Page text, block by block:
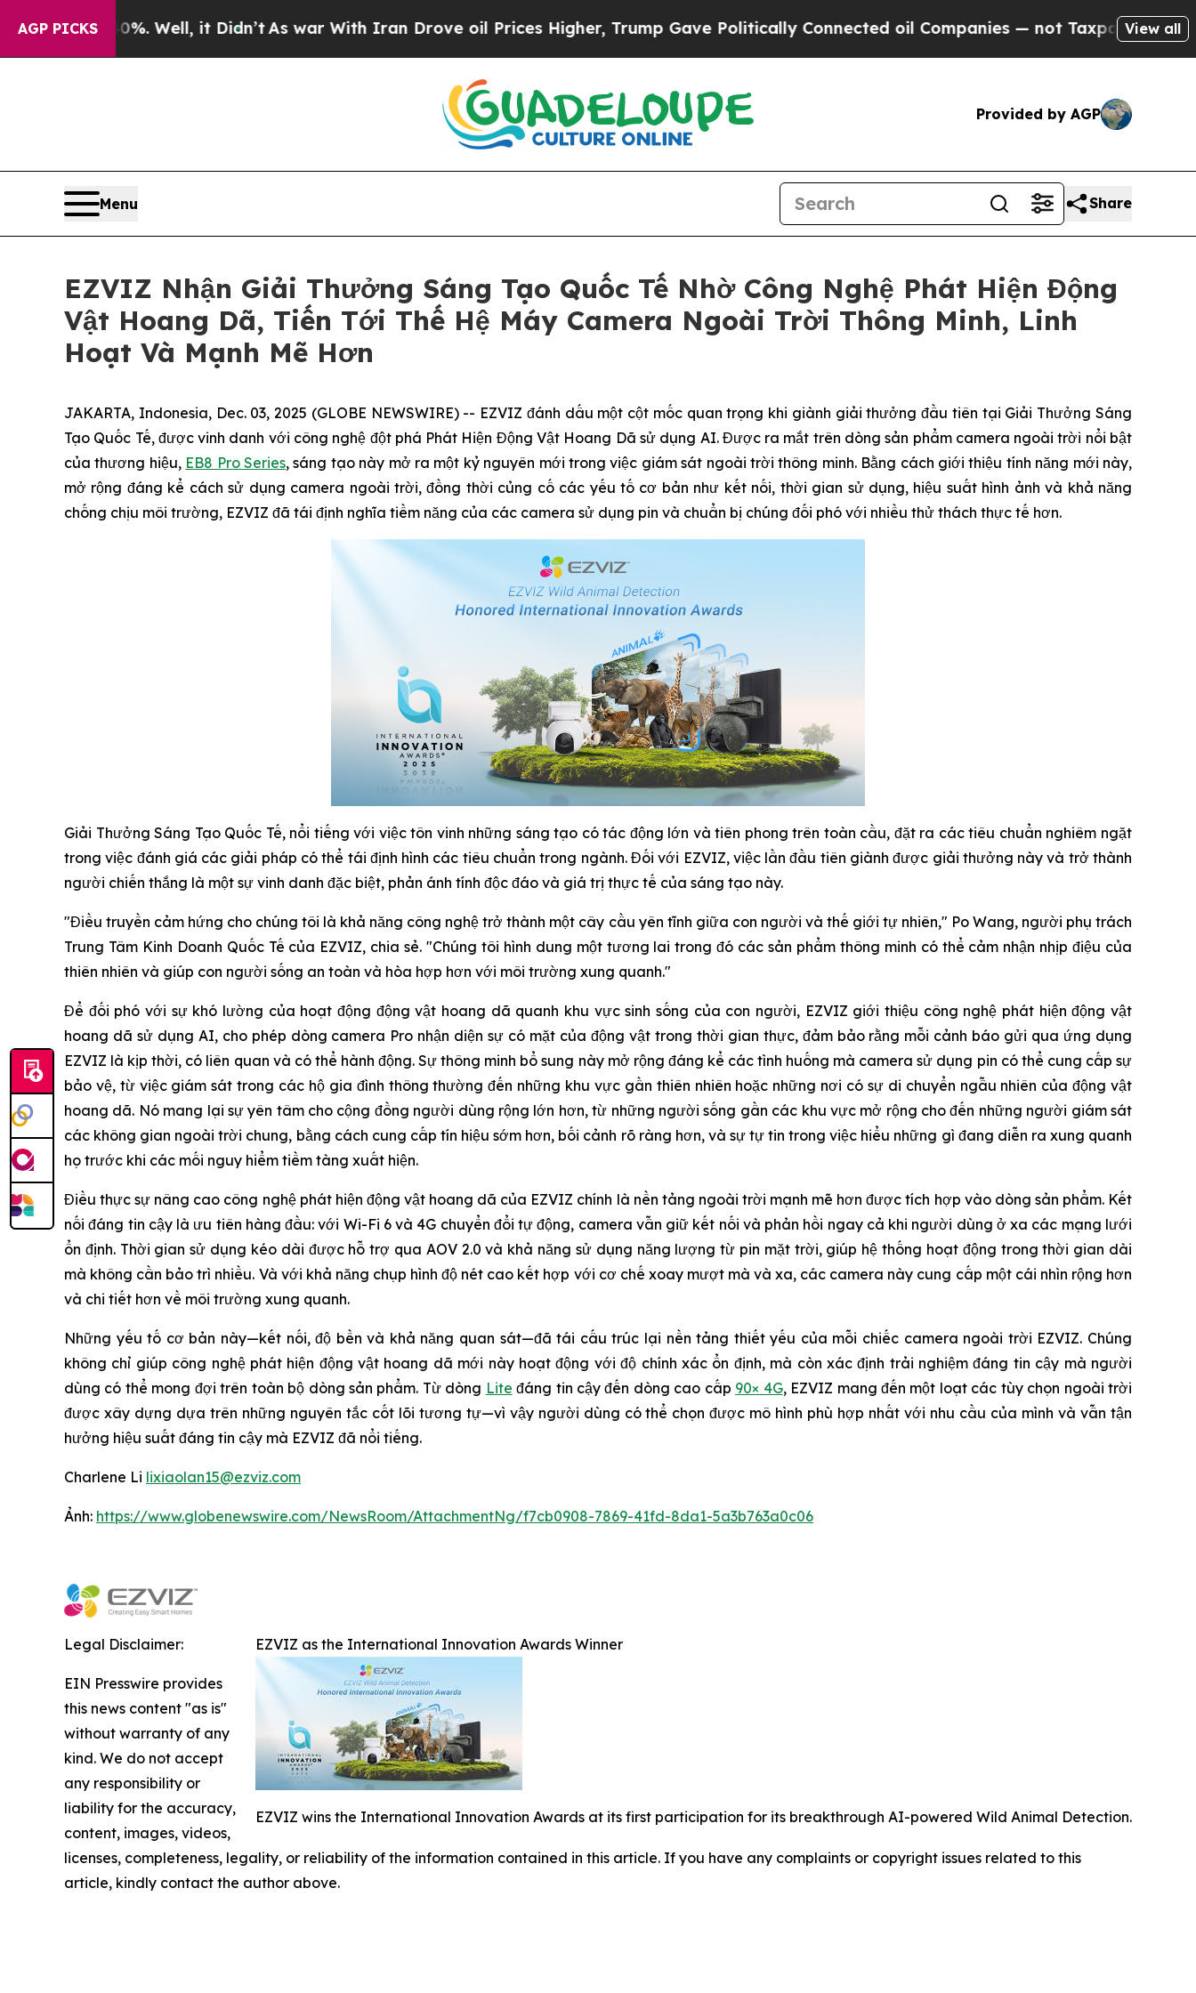
AGP PICKS
40%. Well, it Didn’tAs war With Iran Drove oil Prices Higher, Trump Gave Politically Connected oil Companies — not Taxpayers — the Chance
View all
Provided by AGP
Menu Share
EZVIZ Nhận Giải Thưởng Sáng Tạo Quốc Tế Nhờ Công Nghệ Phát Hiện Động
Vật Hoang Dã, Tiến Tới Thế Hệ Máy Camera Ngoài Trời Thông Minh, Linh
Hoạt Và Mạnh Mẽ Hơn
JAKARTA, Indonesia, Dec. 03, 2025 (GLOBE NEWSWIRE) -- EZVIZ đánh dấu một cột mốc quan trọng khi giành giải thưởng đầu tiên tại Giải Thưởng Sáng
Tạo Quốc Tế, được vinh danh với công nghệ đột phá Phát Hiện Động Vật Hoang Dã sử dụng AI. Được ra mắt trên dòng sản phẩm camera ngoài trời nổi bật
của thương hiệu, EB8 Pro Series, sáng tạo này mở ra một kỷ nguyên mới trong việc giám sát ngoài trời thông minh. Bằng cách giới thiệu tính năng mới này,
mở rộng đáng kể cách sử dụng camera ngoài trời, đồng thời củng cố các yếu tố cơ bản như kết nối, thời gian sử dụng, hiệu suất hình ảnh và khả năng
chống chịu môi trường, EZVIZ đã tái định nghĩa tiềm năng của các camera sử dụng pin và chuẩn bị chúng đối phó với nhiều thử thách thực tế hơn.
Giải Thưởng Sáng Tạo Quốc Tế, nổi tiếng với việc tôn vinh những sáng tạo có tác động lớn và tiên phong trên toàn cầu, đặt ra các tiêu chuẩn nghiêm ngặt
trong việc đánh giá các giải pháp có thể tái định hình các tiêu chuẩn trong ngành. Đối với EZVIZ, việc lần đầu tiên giành được giải thưởng này và trở thành
người chiến thắng là một sự vinh danh đặc biệt, phản ánh tính độc đáo và giá trị thực tế của sáng tạo này.
"Điều truyền cảm hứng cho chúng tôi là khả năng công nghệ trở thành một cây cầu yên tĩnh giữa con người và thế giới tự nhiên," Po Wang, người phụ trách
Trung Tâm Kinh Doanh Quốc Tế của EZVIZ, chia sẻ. "Chúng tôi hình dung một tương lai trong đó các sản phẩm thông minh có thể cảm nhận nhịp điệu của
thiên nhiên và giúp con người sống an toàn và hòa hợp hơn với môi trường xung quanh."
Để đối phó với sự khó lường của hoạt động động vật hoang dã quanh khu vực sinh sống của con người, EZVIZ giới thiệu công nghệ phát hiện động vật
hoang dã sử dụng AI, cho phép dòng camera Pro nhận diện sự có mặt của động vật trong thời gian thực, đảm bảo rằng mỗi cảnh báo gửi qua ứng dụng
EZVIZ là kịp thời, có liên quan và có thể hành động. Sự thông minh bổ sung này mở rộng đáng kể các tình huống mà camera sử dụng pin có thể cung cấp sự
bảo vệ, từ việc giám sát trong các hộ gia đình thông thường đến những khu vực gần thiên nhiên hoặc những nơi có sự di chuyển ngẫu nhiên của động vật
hoang dã. Nó mang lại sự yên tâm cho cộng đồng người dùng rộng lớn hơn, từ những người sống gần các khu vực mở rộng cho đến những người giám sát
các không gian ngoài trời chung, bằng cách cung cấp tín hiệu sớm hơn, bối cảnh rõ ràng hơn, và sự tự tin trong việc hiểu những gì đang diễn ra xung quanh
họ trước khi các mối nguy hiểm tiềm tàng xuất hiện.
Điều thực sự nâng cao công nghệ phát hiện động vật hoang dã của EZVIZ chính là nền tảng ngoài trời mạnh mẽ hơn được tích hợp vào dòng sản phẩm. Kết
nối đáng tin cậy là ưu tiên hàng đầu: với Wi-Fi 6 và 4G chuyển đổi tự động, camera vẫn giữ kết nối và phản hồi ngay cả khi người dùng ở xa các mạng lưới
ổn định. Thời gian sử dụng kéo dài được hỗ trợ qua AOV 2.0 và khả năng sử dụng năng lượng từ pin mặt trời, giúp hệ thống hoạt động trong thời gian dài
mà không cần bảo trì nhiều. Và với khả năng chụp hình độ nét cao kết hợp với cơ chế xoay mượt mà và xa, các camera này cung cấp một cái nhìn rộng hơn
và chi tiết hơn về môi trường xung quanh.
Những yếu tố cơ bản này—kết nối, độ bền và khả năng quan sát—đã tái cấu trúc lại nền tảng thiết yếu của mỗi chiếc camera ngoài trời EZVIZ. Chúng
không chỉ giúp công nghệ phát hiện động vật hoang dã mới này hoạt động với độ chính xác ổn định, mà còn xác định trải nghiệm đáng tin cậy mà người
dùng có thể mong đợi trên toàn bộ dòng sản phẩm. Từ dòng Lite đáng tin cậy đến dòng cao cấp 90× 4G, EZVIZ mang đến một loạt các tùy chọn ngoài trời
được xây dựng dựa trên những nguyên tắc cốt lõi tương tự—vì vậy người dùng có thể chọn được mô hình phù hợp nhất với nhu cầu của mình và vẫn tận
hưởng hiệu suất đáng tin cậy mà EZVIZ đã nổi tiếng.
Charlene Li lixiaolan15@ezviz.com
Ảnh: https://www.globenewswire.com/NewsRoom/AttachmentNg/f7cb0908-7869-41fd-8da1-5a3b763a0c06
EZVIZ as the International Innovation Awards Winner
EZVIZ wins the International Innovation Awards at its first participation for its breakthrough AI-powered Wild Animal Detection.
Legal Disclaimer:
EIN Presswire provides
this news content "as is"
without warranty of any
kind. We do not accept
any responsibility or
liability for the accuracy,
content, images, videos,
licenses, completeness, legality, or reliability of the information contained in this article. If you have any complaints or copyright issues related to this
article, kindly contact the author above.